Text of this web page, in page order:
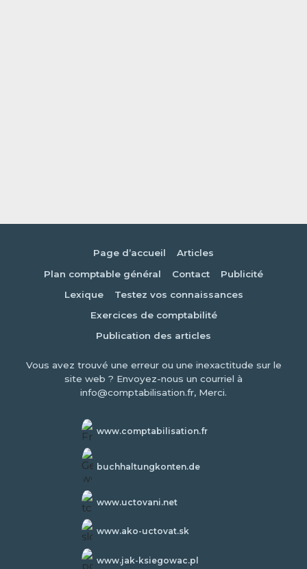
Page d’accueil
Articles
Plan comptable général
Contact
Publicité
Lexique
Testez vos connaissances
Exercices de comptabilité
Publication des articles
Vous avez trouvé une erreur ou une inexactitude sur le
site web ? Envoyez-nous un courriel à
info@comptabilisation.fr, Merci.
www.comptabilisation.fr
buchhaltungkonten.de
www.uctovani.net
www.ako-uctovat.sk
www.jak-ksiegowac.pl